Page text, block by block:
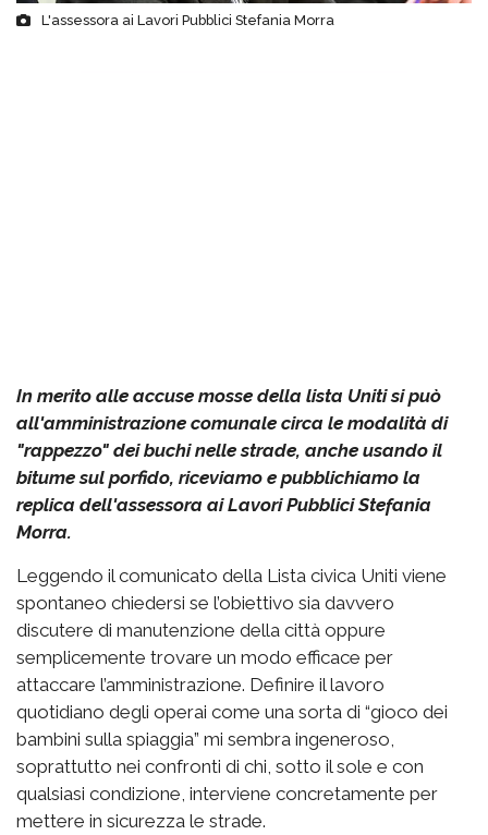
L'assessora ai Lavori Pubblici Stefania Morra
In merito alle accuse mosse della lista Uniti si può
all'amministrazione comunale circa le modalità di
"rappezzo" dei buchi nelle strade, anche usando il
bitume sul porfido, riceviamo e pubblichiamo la
replica dell'assessora ai Lavori Pubblici Stefania
Morra.
Leggendo il comunicato della Lista civica Uniti viene
spontaneo chiedersi se l’obiettivo sia davvero
discutere di manutenzione della città oppure
semplicemente trovare un modo efficace per
attaccare l’amministrazione. Definire il lavoro
quotidiano degli operai come una sorta di “gioco dei
bambini sulla spiaggia” mi sembra ingeneroso,
soprattutto nei confronti di chi, sotto il sole e con
qualsiasi condizione, interviene concretamente per
mettere in sicurezza le strade.